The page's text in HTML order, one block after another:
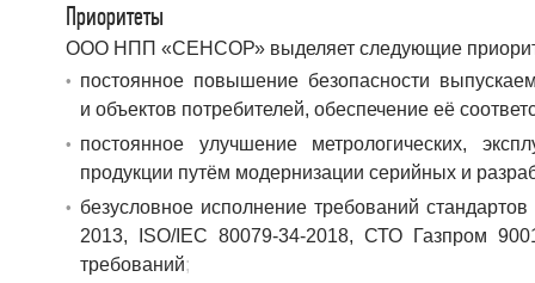
Приоритеты
ООО НПП «СЕНСОР» выделяет следующие
постоянное повышение безопасности
и объектов потребителей, обеспечение её
постоянное улучшение метрологических,
продукции путём модернизации серийных и
безусловное исполнение требований
2013, ISO/IEC 80079-34-2018, СТО Газпром
требований